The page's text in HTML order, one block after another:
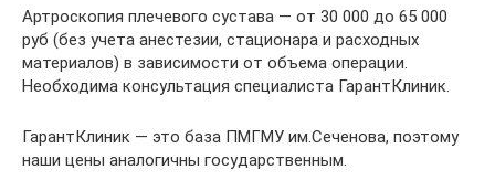
Артроскопия плечевого сустава — от 30 000 до 65 000
руб (без учета анестезии, стационара и расходных
материалов) в зависимости от объема операции.
Необходима консультация специалиста ГарантКлиник.
ГарантКлиник — это база ПМГМУ им.Сеченова, поэтому
наши цены аналогичны государственным.